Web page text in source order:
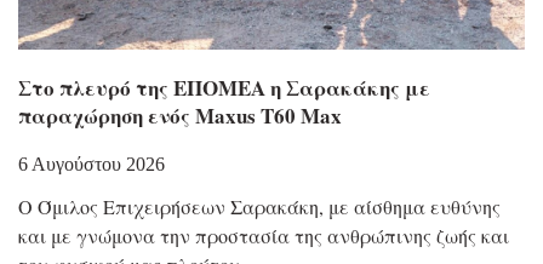
Στο πλευρό της ΕΠΟΜΕΑ η Σαρακάκης με
παραχώρηση ενός Maxus T60 Max
6 Αυγούστου 2026
Ο Όμιλος Επιχειρήσεων Σαρακάκη, με αίσθημα ευθύνης
και με γνώμονα την προστασία της ανθρώπινης ζωής και